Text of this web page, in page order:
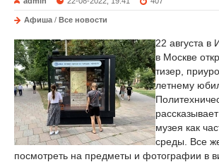
Афиша / Все новости
22 августа в
в Москве
тизер,
летнему
музея как
среды. Все
посмотреть на предметы и фотографии в